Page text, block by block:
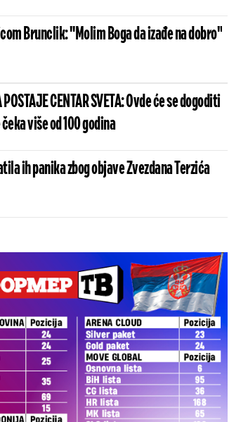
Brunclik: "Molim Boga da izađe na dobro"
POSTAJE CENTAR SVETA: Ovde će se dogoditi
više od 100 godina
ih panika zbog objave Zvezdana Terzića